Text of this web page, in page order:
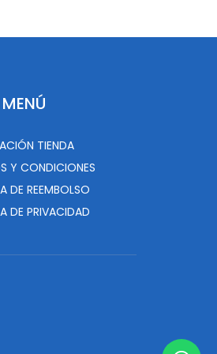
MENÚ
TIENDA
Y CONDICIONES
DE REEMBOLSO
DE PRIVACIDAD